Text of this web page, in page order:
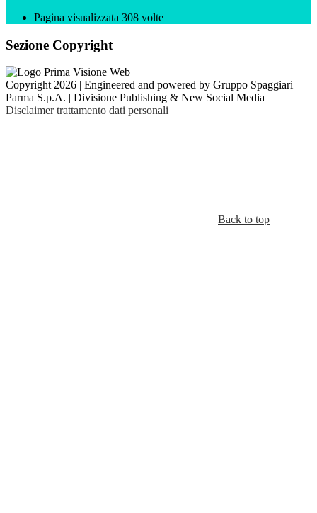
Pagina visualizzata 308 volte
Sezione Copyright
Copyright 2026 | Engineered and powered by Gruppo Spaggiari
Parma S.p.A. | Divisione Publishing & New Social Media
Disclaimer trattamento dati personali
Back to top